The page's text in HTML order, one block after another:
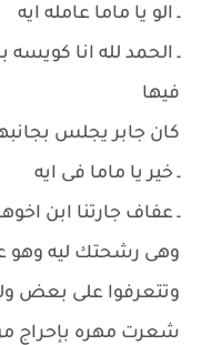
ـ الو يا ماما عامله ايه
ـ الحمد لله انا
فيها
كان جابر يجلس
ـ خير يا ماما فى ايه
ـ عفاف جارتنا ابن
وهى رشحتك ليه وهو
وتتعرفوا على بعض
شعرت مهره بإحراج